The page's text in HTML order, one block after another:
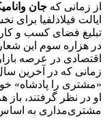
از زمانی که جان
تبلیغ فضای کسب و
اقتصادی در عرصه
زمانی که در آخرین
«مشتری را پادشاه»
او در نظر گرفتند، باز
مشتری‌مداری به اساس